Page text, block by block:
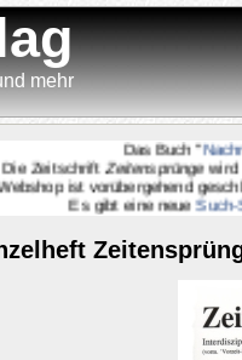
mehr
Das Buch "Nachruf
ZeitschriftZeitensprüngewird
ist vorübergehend
Es gibt eine neueSuch-Seite